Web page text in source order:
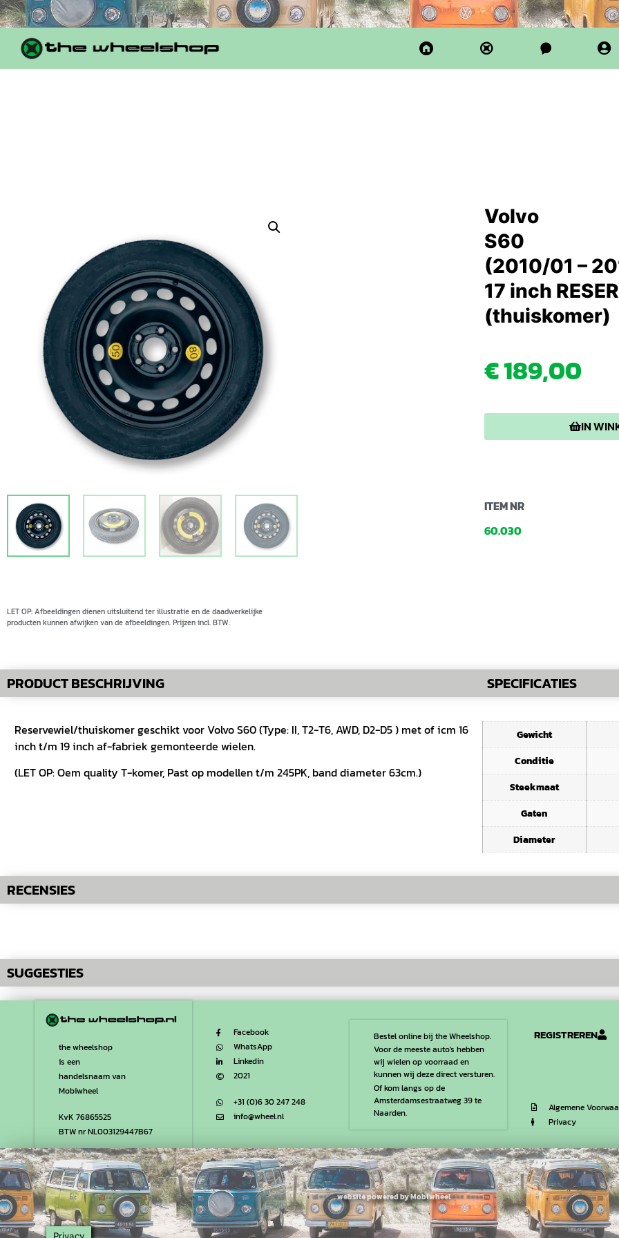
LET OP: Afbeeldingen dienen uitsluitend ter illustratie en de daadwerkelijke
producten kunnen afwijken van de afbeeldingen. Prijzen incl. BTW.
Volvo
S60
(2010/01 –
17 inch
(thuiskomer)
€189,00
IN
ITEM NR
60.030
PRODUCT BESCHRIJVING SPECIFICATIES
Reservewiel/thuiskomer geschikt voor Volvo S60 (Type: II, T2-T6, AWD, D2-D5 ) met of icm 16
inch t/m 19 inch af-fabriek gemonteerde wielen.
(LET OP: Oem quality T-komer, Past op modellen t/m 245PK, band diameter 63cm.)
Gewicht
Conditie
Steekmaat
Gaten
Diameter
RECENSIES
SUGGESTIES
the wheelshop
is een
handelsnaam van
Mobiwheel
KvK 76865525
BTW nr NL003129447B67
Facebook
WhatsApp
Linkedin
2021
+31 (0)6 30 247 248
info@wheel.nl
Bestel online bij the Wheelshop.
Voor de meeste auto's hebben
wij wielen op voorraad en
kunnen wij deze direct versturen.
Of kom langs op de
Amsterdamsestraatweg 39 te
Naarden.
REGISTREREN
Algemene
Privacy
website powered by Mobiwheel